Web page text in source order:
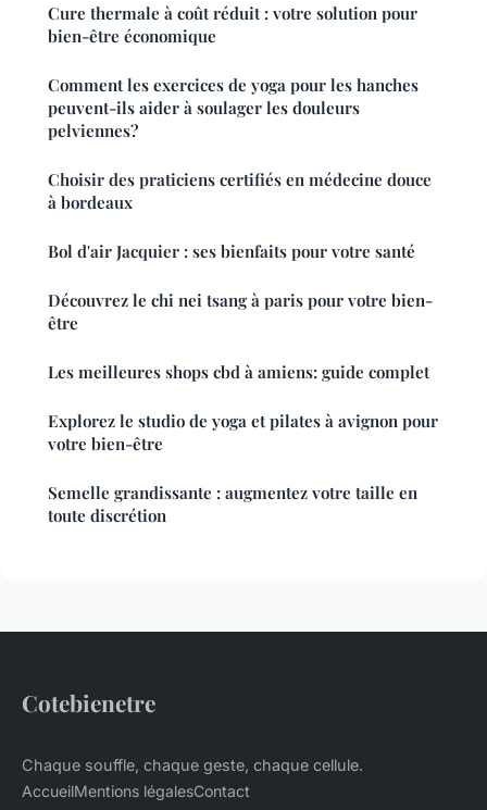
Cure thermale à coût réduit : votre solution pour
bien-être économique
Comment les exercices de yoga pour les hanches
peuvent-ils aider à soulager les douleurs
pelviennes?
Choisir des praticiens certifiés en médecine douce
à bordeaux
Bol d'air Jacquier : ses bienfaits pour votre santé
Découvrez le chi nei tsang à paris pour votre bien-
être
Les meilleures shops cbd à amiens: guide complet
Explorez le studio de yoga et pilates à avignon pour
votre bien-être
Semelle grandissante : augmentez votre taille en
toute discrétion
Cotebienetre
Chaque souffle, chaque geste, chaque cellule.
AccueilMentions légalesContact